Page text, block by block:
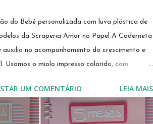
do Bebê personalizada com luva plástica de
da Scraperia Amor no Papel A Caderneta
no acompanhamento do crescimento e
Usamos o miolo impresso colorido, com
para permitir a durabilidade que se espera
Na caderneta, constam os marcos de
desenvolvimento afetivo e
UM COMENTÁRIO LEIA MAIS